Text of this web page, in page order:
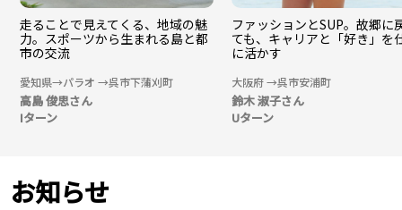
走ることで見えてくる、地域の魅
力。スポーツから生まれる島と都
市の交流
愛知県→パラオ →呉市下蒲刈町
高島 俊思さん
Iターン
ファッションとSUP。故郷に
ても、キャリアと「好き」を
に活かす
大阪府 →呉市安浦町
鈴木 淑子さん
Uターン
お知らせ